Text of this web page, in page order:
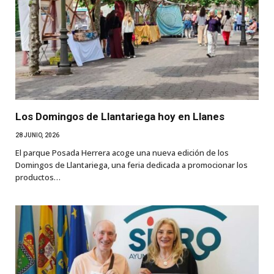
Los Domingos de Llantariega hoy en Llanes
28 JUNIO, 2026
El parque Posada Herrera acoge una nueva edición de los
Domingos de Llantariega, una feria dedicada a promocionar los
productos…